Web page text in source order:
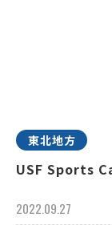
東北地方
USF Sports
2022.09.27